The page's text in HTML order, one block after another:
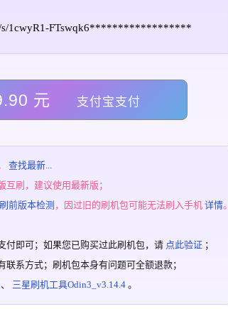
s/1cwyR1-FTswqk6******************
元 支付宝支付
查找最新...
刷，建议使用最新版；
刷前版本检测 ，因过旧的刷机包可能无法刷入手机详情。
付即可；如果您已购买过此刷机包，请 点此验证 ；
联系方式；刷机包本身有问题可全额退款；
、 三星刷机工具Odin3_v3.14.4 。